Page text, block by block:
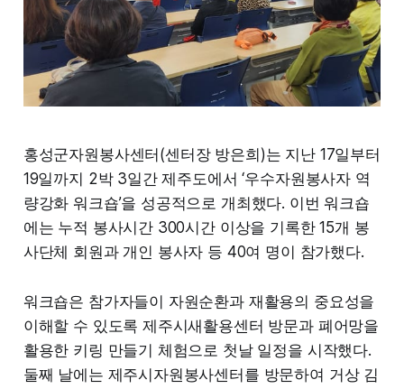
홍성군자원봉사센터(센터장 방은희)는 지난 17일부터
19일까지 2박 3일간 제주도에서 ‘우수자원봉사자 역
량강화 워크숍’을 성공적으로 개최했다. 이번 워크숍
에는 누적 봉사시간 300시간 이상을 기록한 15개 봉
사단체 회원과 개인 봉사자 등 40여 명이 참가했다.
워크숍은 참가자들이 자원순환과 재활용의 중요성을
이해할 수 있도록 제주시새활용센터 방문과 폐어망을
활용한 키링 만들기 체험으로 첫날 일정을 시작했다.
둘째 날에는 제주시자원봉사센터를 방문하여 거상 김